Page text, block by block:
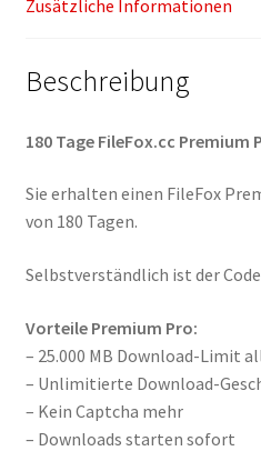
Zusätzliche Informationen
Beschreibung
180 Tage FileFox.cc Premium
Sie erhalten einen FileFox
von 180 Tagen.
Selbstverständlich ist der
Vorteile Premium Pro:
– 25.000 MB Download-Limit
– Unlimitierte Download-
– Kein Captcha mehr
– Downloads starten sofort